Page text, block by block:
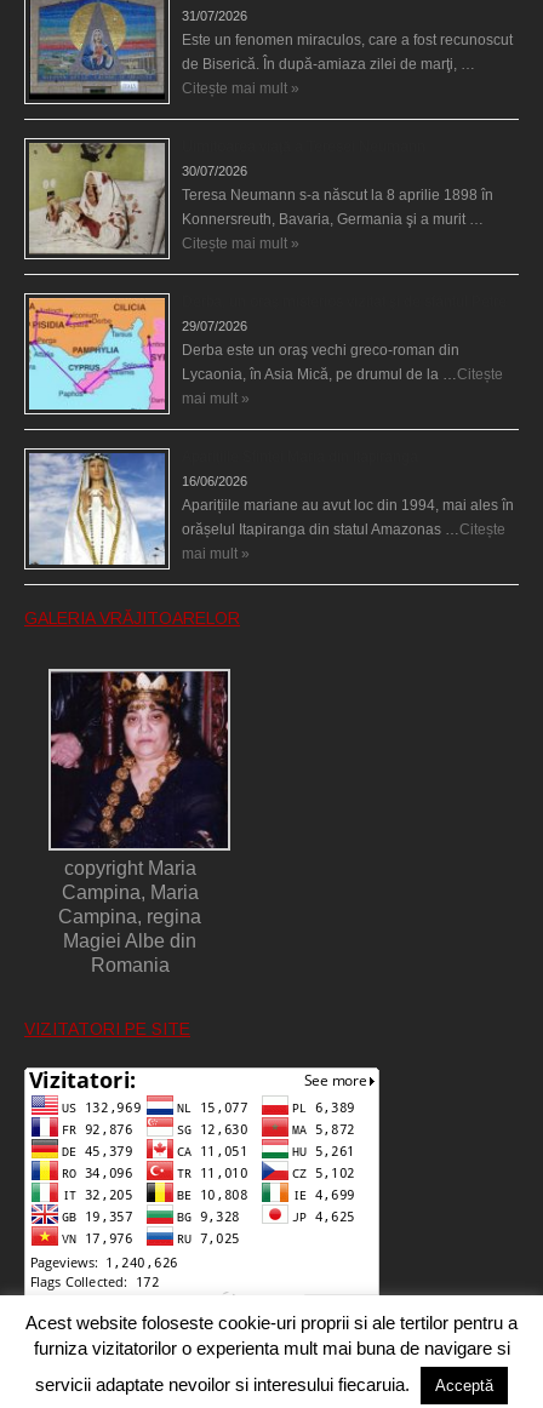
31/07/2026
Este un fenomen miraculos, care a fost recunoscut
de Biserică. În după-amiaza zilei de marţi, …
Citește mai mult »
30/07/2026
Teresa Neumann s-a născut la 8 aprilie 1898 în
Konnersreuth, Bavaria, Germania şi a murit …
Citește mai mult »
29/07/2026
Derba este un oraş vechi greco-roman din
Lycaonia, în Asia Mică, pe drumul de la …Citește
mai mult »
16/06/2026
Aparițiile mariane au avut loc din 1994, mai ales în
orășelul Itapiranga din statul Amazonas …Citește
mai mult »
GALERIA VRĂJITOARELOR
copyright Maria
Campina, Maria
Campina, regina
Magiei Albe din
Romania
VIZITATORI PE SITE
Acest website foloseste cookie-uri proprii si ale tertilor pentru a
furniza vizitatorilor o experienta mult mai buna de navigare si
servicii adaptate nevoilor si interesului fiecaruia.
Acceptă